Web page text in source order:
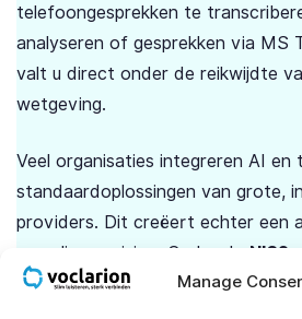
Manage
telefoongesprekken te
analyseren of gesprekken via MS
valt u direct onder de reikwijdte
wetgeving.
Veel organisaties integreren AI en
standaardoplossingen van grote,
providers. Dit creëert echter een
compliance-risico. Onder de
namelijk mede-verantwoordelijk